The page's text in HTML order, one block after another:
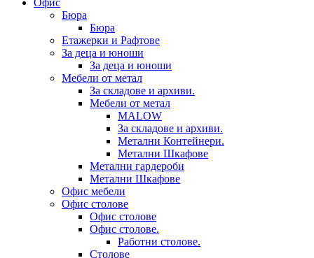
Офис
Бюра
Бюра
Етажерки и Рафтове
За деца и юноши
За деца и юноши
Мебели от метал
За складове и архиви.
Мебели от метал
MALOW
За складове и архиви.
Метални Контейнери.
Метални Шкафове
Метални гардероби
Метални Шкафове
Офис мебели
Офис столове
Офис столове
Офис столове.
Работни столове.
Столове